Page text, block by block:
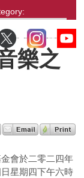
樂之
會於二零二四年
星期四下午六時